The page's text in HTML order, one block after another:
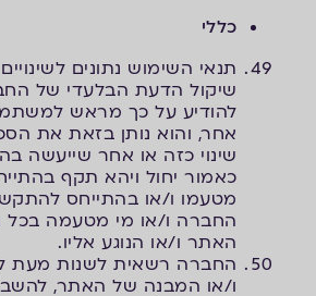
כללי
תנאי השימוש נתונים
שיקול הדעת הבלעדי של
להודיע על כך מראש
אחר, והוא נותן בזאת את
שינוי כזה או אחר שייעשה
כאמור יחול ויהא תקף
מטעמו ו/או בהתייחס
החברה ו/או מי מטעמה בכל
האתר ו/או הנוגע אליו.
החברה רשאית לשנות מעת
ו/או המבנה של האתר,